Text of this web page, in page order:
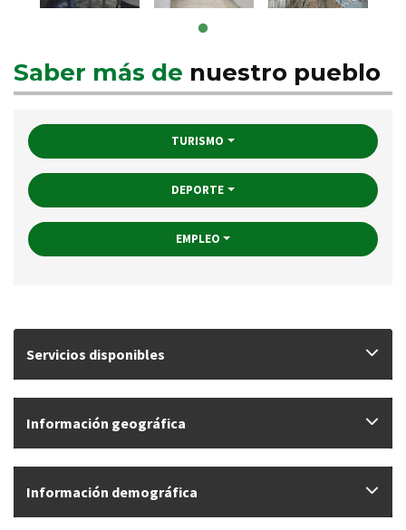
Saber más de nuestro pueblo
TURISMO
DEPORTE
EMPLEO
Servicios disponibles
Información geográfica
Información demográfica